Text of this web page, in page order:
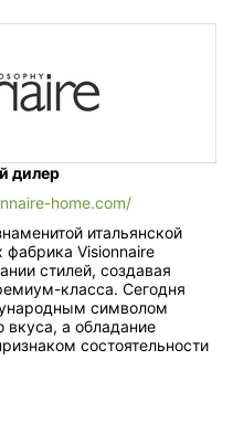
дилер
home.com/
итальянской
фабрика Visionnaire
стилей, создавая
класса. Сегодня
символом
вкуса, а обладание
состоятельности